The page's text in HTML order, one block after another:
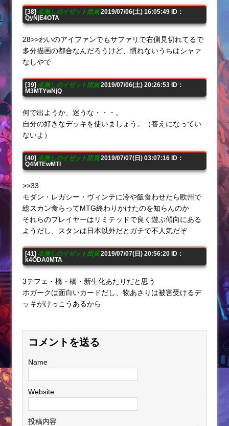
[38] 名無しのイゼット団員2019/07/06(土) 16:05:49 ID：
QyNjE4OTA
28>>わいのアイファンでもサファリで右側見切れてるで
多分描画の都合なんだろうけど、慣れないうちはシャァ
なしやで
[39] 名無しのイゼット団員2019/07/06(土) 20:26:53 ID：
M3MTYwNjQ
何で出ようか、迷うな・・・。
自分の好きなデッキを使いましょう。（答えになってい
ないよ）
[40] 名無しのイゼット団員2019/07/07(日) 03:07:16 ID：
Q4MTEwMTI
>>33
モダン・レガシー・ヴィンテに冷や飯食わせたら欧州で
総スカン食らってMTG終わりかけたのを知らんのか
それらのプレイヤーはリミテッドで良く遊ぶ傾向にある
ようだし、スタンは日本以外だとガチで不人気だぞ
[41] 名無しのイゼット団員2019/07/07(日) 20:56:20 ID：
k4ODA0MTA
3テフェ・橋・橋・新生化あたりだと思う
ホガークは面白いカードだし、物あさりは被害受けるデ
ッキがけっこうあるから
コメントを送る
Name
Website
投稿内容